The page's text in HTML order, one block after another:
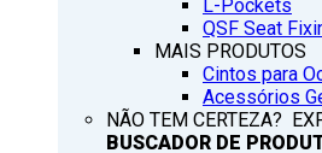
L-Pockets
QSF Seat
MAIS PRODUTOS
Cintos para
Acessórios
NÃO TEM CERTEZA?
BUSCADOR DE